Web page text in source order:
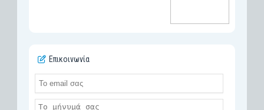
Επικοινωνία